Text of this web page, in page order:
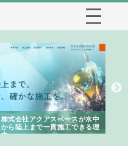
株式会社アクアスペースが水中
から陸上まで一貫施工できる理
由